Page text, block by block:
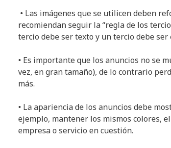
• Las imágenes que se utilicen deben
recomiendan seguir la “regla de los
tercio debe ser texto y un tercio debe
• Es importante que los anuncios no se
vez, en gran tamaño), de lo contrario
más.
• La apariencia de los anuncios debe
ejemplo, mantener los mismos colores,
empresa o servicio en cuestión.